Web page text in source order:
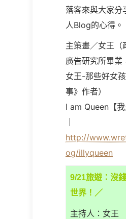
落客來與大家分
人Blog的心得。
主策畫／女王（
廣告研究所畢業
女王-那些好女
事》作者）
I am Queen【我
http://
og/illyqueen
9/21旅遊：沒
世界！／
主持人：女王